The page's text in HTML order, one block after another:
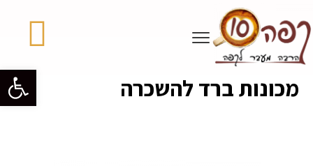
פתח מכונות ברד להשכרה